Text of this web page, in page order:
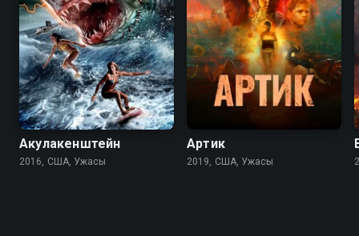
3.6 2.2
Акулакенштейн
2016, США, Ужасы
4.3
Артик
2019, США, Ужасы